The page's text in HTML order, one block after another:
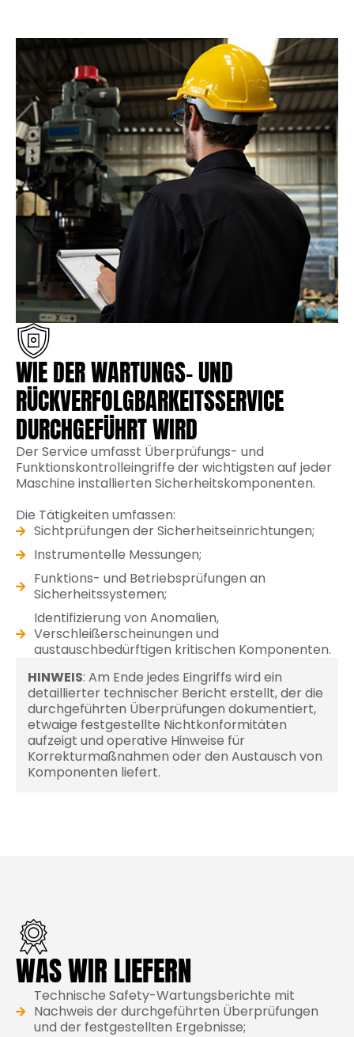
WIE DER WARTUNGS- UND
RÜCKVERFOLGBARKEITSSERVICE
DURCHGEFÜHRT WIRD
Der Service umfasst Überprüfungs- und
Funktionskontrolleingriffe der wichtigsten auf jeder
Maschine installierten Sicherheitskomponenten.
Die Tätigkeiten umfassen:
Sichtprüfungen der Sicherheitseinrichtungen;
Instrumentelle Messungen;
Funktions- und Betriebsprüfungen an
Sicherheitssystemen;
Identifizierung von Anomalien,
Verschleißerscheinungen und
austauschbedürftigen kritischen Komponenten.
HINWEIS: Am Ende jedes Eingriffs wird ein
detaillierter technischer Bericht erstellt, der die
durchgeführten Überprüfungen dokumentiert,
etwaige festgestellte Nichtkonformitäten
aufzeigt und operative Hinweise für
Korrekturmaßnahmen oder den Austausch von
Komponenten liefert.
WAS WIR LIEFERN
Technische Safety-Wartungsberichte mit
Nachweis der durchgeführten Überprüfungen
und der festgestellten Ergebnisse;